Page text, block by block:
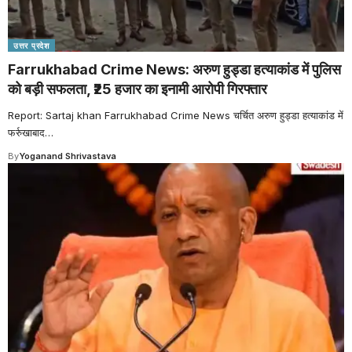
उत्तर प्रदेश
Farrukhabad Crime News: अरुण हुड्डा हत्याकांड में पुलिस
को बड़ी सफलता, ₹25 हजार का इनामी आरोपी गिरफ्तार
Report: Sartaj khan Farrukhabad Crime News चर्चित अरुण हुड्डा हत्याकांड में
फर्रुखाबाद…
ByYoganand Shrivastava